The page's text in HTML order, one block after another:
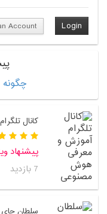
Account
چگونه
کانال
پیشنهاد
7 بازدید
سلطان چای